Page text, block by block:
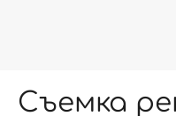
Съемка